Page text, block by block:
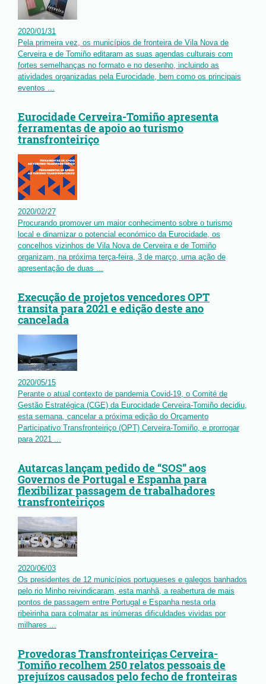
2020/01/31
Pela primeira vez, os municípios de fronteira de Vila Nova de
Cerveira e de Tomiño editaram as suas agendas culturais com
fortes semelhanças no formato e no desenho, incluindo as
atividades organizadas pela Eurocidade, bem como os principais
eventos ...
Eurocidade Cerveira-Tomiño apresenta
ferramentas de apoio ao turismo
transfronteiriço
2020/02/27
Procurando promover um maior conhecimento sobre o turismo
local e dinamizar o potencial económico da Eurocidade, os
concelhos vizinhos de Vila Nova de Cerveira e de Tomiño
organizam, na próxima terça-feira, 3 de março, uma ação de
apresentação de duas ...
Execução de projetos vencedores OPT
transita para 2021 e edição deste ano
cancelada
2020/05/15
Perante o atual contexto de pandemia Covid-19, o Comité de
Gestão Estratégica (CGE) da Eurocidade Cerveira-Tomiño decidiu,
esta semana, cancelar a próxima edição do Orçamento
Participativo Transfronteiriço (OPT) Cerveira-Tomiño, e prorrogar
para 2021 ...
Autarcas lançam pedido de “SOS” aos
Governos de Portugal e Espanha para
flexibilizar passagem de trabalhadores
transfronteiriços
2020/06/03
Os presidentes de 12 municípios portugueses e galegos banhados
pelo rio Minho reivindicaram, esta manhã, a reabertura de mais
pontos de passagem entre Portugal e Espanha nesta orla
ribeirinha para colmatar as inúmeras dificuldades vividas por
milhares ...
Provedoras Transfronteiriças Cerveira-
Tomiño recolhem 250 relatos pessoais de
prejuízos causados pelo fecho de fronteiras